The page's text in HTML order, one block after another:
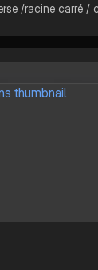
/racine carré /